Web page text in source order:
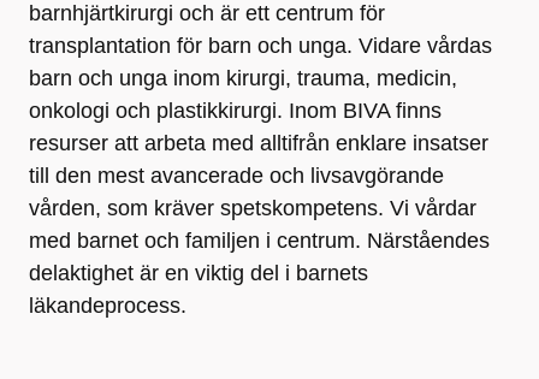
barnhjärtkirurgi och är ett centrum för
transplantation för barn och unga. Vidare vårdas
barn och unga inom kirurgi, trauma, medicin,
onkologi och plastikkirurgi. Inom BIVA finns
resurser att arbeta med alltifrån enklare insatser
till den mest avancerade och livsavgörande
vården, som kräver spetskompetens. Vi vårdar
med barnet och familjen i centrum. Närståendes
delaktighet är en viktig del i barnets
läkandeprocess.